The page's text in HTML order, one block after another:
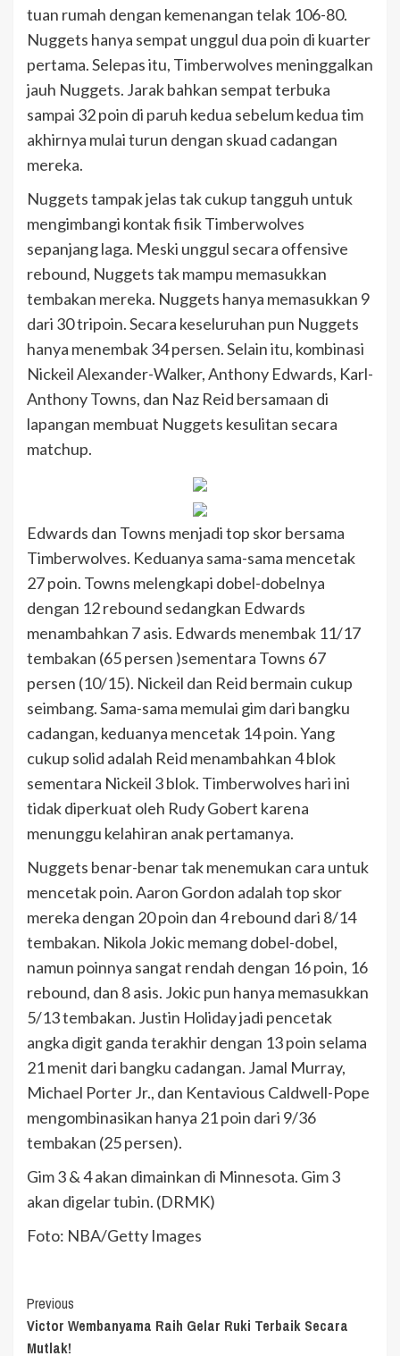
tuan rumah dengan kemenangan telak 106-80.
Nuggets hanya sempat unggul dua poin di kuarter
pertama. Selepas itu, Timberwolves meninggalkan
jauh Nuggets. Jarak bahkan sempat terbuka
sampai 32 poin di paruh kedua sebelum kedua tim
akhirnya mulai turun dengan skuad cadangan
mereka.
Nuggets tampak jelas tak cukup tangguh untuk
mengimbangi kontak fisik Timberwolves
sepanjang laga. Meski unggul secara offensive
rebound, Nuggets tak mampu memasukkan
tembakan mereka. Nuggets hanya memasukkan 9
dari 30 tripoin. Secara keseluruhan pun Nuggets
hanya menembak 34 persen. Selain itu, kombinasi
Nickeil Alexander-Walker, Anthony Edwards, Karl-
Anthony Towns, dan Naz Reid bersamaan di
lapangan membuat Nuggets kesulitan secara
matchup.
Edwards dan Towns menjadi top skor bersama
Timberwolves. Keduanya sama-sama mencetak
27 poin. Towns melengkapi dobel-dobelnya
dengan 12 rebound sedangkan Edwards
menambahkan 7 asis. Edwards menembak 11/17
tembakan (65 persen )sementara Towns 67
persen (10/15). Nickeil dan Reid bermain cukup
seimbang. Sama-sama memulai gim dari bangku
cadangan, keduanya mencetak 14 poin. Yang
cukup solid adalah Reid menambahkan 4 blok
sementara Nickeil 3 blok. Timberwolves hari ini
tidak diperkuat oleh Rudy Gobert karena
menunggu kelahiran anak pertamanya.
Nuggets benar-benar tak menemukan cara untuk
mencetak poin. Aaron Gordon adalah top skor
mereka dengan 20 poin dan 4 rebound dari 8/14
tembakan. Nikola Jokic memang dobel-dobel,
namun poinnya sangat rendah dengan 16 poin, 16
rebound, dan 8 asis. Jokic pun hanya memasukkan
5/13 tembakan. Justin Holiday jadi pencetak
angka digit ganda terakhir dengan 13 poin selama
21 menit dari bangku cadangan. Jamal Murray,
Michael Porter Jr., dan Kentavious Caldwell-Pope
mengombinasikan hanya 21 poin dari 9/36
tembakan (25 persen).
Gim 3 & 4 akan dimainkan di Minnesota. Gim 3
akan digelar tubin. (DRMK)
Foto: NBA/Getty Images
Continue
Reading
Previous
Victor Wembanyama Raih Gelar Ruki Terbaik Secara
Mutlak!